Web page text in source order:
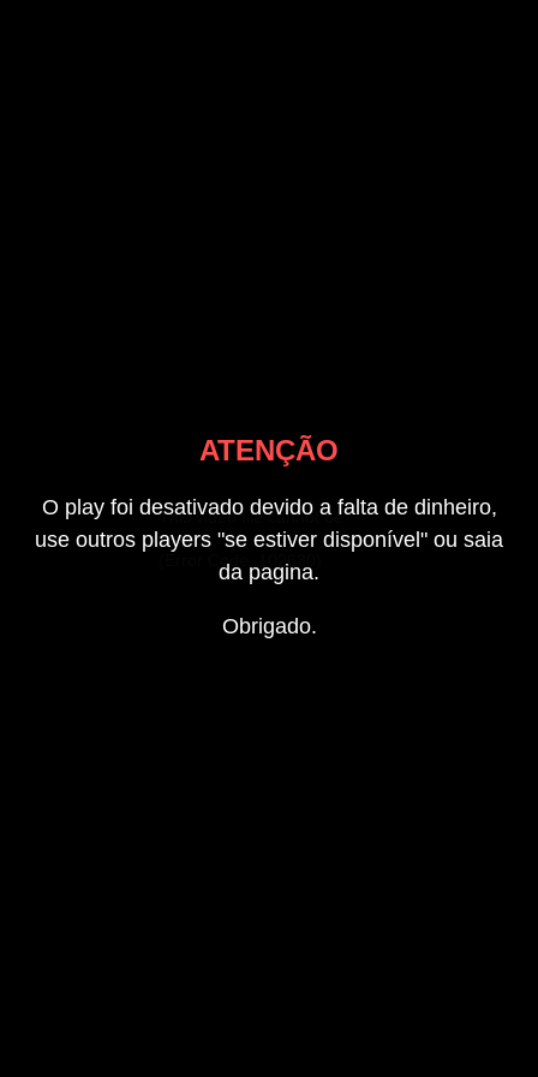
ATENÇÃO
O play foi desativado devido a falta de dinheiro,
use outros players "se estiver disponível" ou saia
da pagina.
Obrigado.
This video file cannot be
played.
(Error Code: 102630)